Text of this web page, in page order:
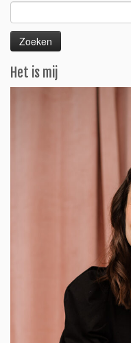
naar:
Het is mij